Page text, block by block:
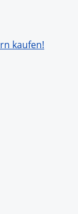
kaufen!